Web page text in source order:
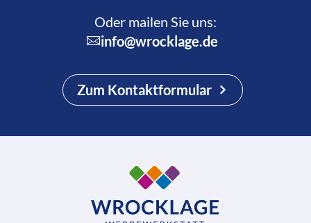
Oder mailen Sie uns:
info@wrocklage.de
Zum Kontaktformular